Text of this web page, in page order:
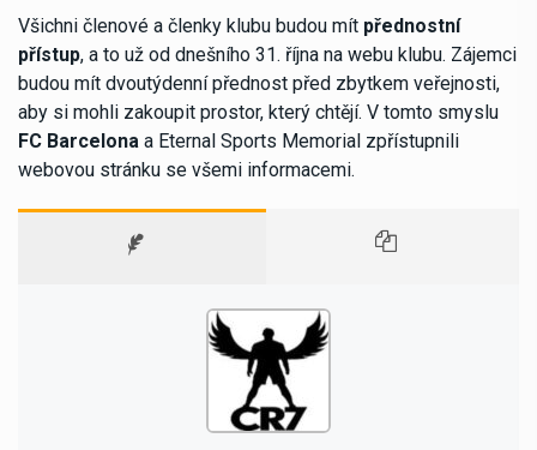
Všichni členové a členky klubu budou mít přednostní
přístup, a to už od dnešního 31. října na webu klubu. Zájemci
budou mít dvoutýdenní přednost před zbytkem veřejnosti,
aby si mohli zakoupit prostor, který chtějí. V tomto smyslu
FC Barcelona a Eternal Sports Memorial zpřístupnili
webovou stránku se všemi informacemi.